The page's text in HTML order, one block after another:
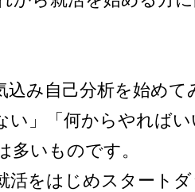
込み自己分析を始め
い」「何からやれば
多いものです。
活をはじめスタート